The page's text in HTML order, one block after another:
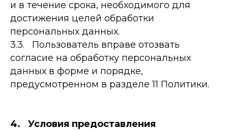
и в течение срока, необходимого для
достижения целей обработки
персональных данных.
3.3. Пользователь вправе отозвать
согласие на обработку персональных
данных в форме и порядке,
предусмотренном в разделе 11 Политики.
4. Условия предоставления